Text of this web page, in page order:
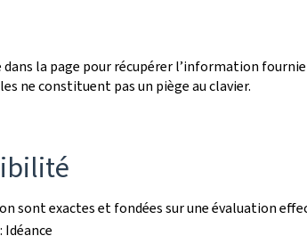
la page pour récupérer l’information fournie
ne constituent pas un piège au clavier.
sont exactes et fondées sur une évaluation